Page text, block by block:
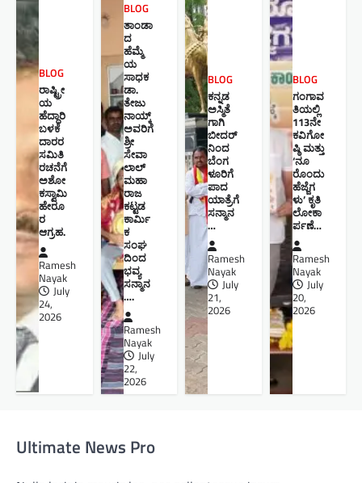
BLOG
ರಾಷ್ಟ್ರೀ
ಯ
ಹೆದ್ದಾರಿ
ಬಳಕೆ
ದಾರರ
ಸಮಿತಿ
ರಚನೆಗೆ
ಅಶೋ
ಕಸ್ವಾಮಿ
ಹೇರೂ
ರ
ಆಗ್ರಹ.
Ramesh
Nayak
July
24,
2026
BLOG
ತಾಂಡಾ
ದ
ಹೆಮ್ಮೆ
ಯ
ಸಾಧಕ
ಡಾ.
ತೇಜು
ನಾಯ್ಕ್
ಅವರಿಗೆ
ಶ್ರೀ
ಸೇವಾ
ಲಾಲ್
ಮಹಾ
ರಾಜ
ಕಟ್ಟಡ
ಕಾರ್ಮಿ
ಕ
ಸಂಘ
ದಿಂದ
ಭವ್ಯ
ಸನ್ಮಾನ
….
Ramesh
Nayak
July
22,
2026
BLOG
ಕನ್ನಡ
ಅಸ್ಮಿತೆ
ಗಾಗಿ
ಬೀದರ್
ನಿಂದ
ಬೆಂಗ
ಳೂರಿಗೆ
ಪಾದ
ಯಾತ್ರೆಗೆ
ಸನ್ಮಾನ
…
Ramesh
Nayak
July
21,
2026
BLOG
ಗಂಗಾವ
ತಿಯಲ್ಲಿ
113ನೇ
ಕವಿಗೋ
ಷ್ಠಿ ಮತ್ತು
‘ನೂ
ರೊಂದು
ಹೆಜ್ಜೆಗ
ಳು’ ಕೃತಿ
ಲೋಕಾ
ರ್ಪಣೆ…
Ramesh
Nayak
July
20,
2026
Ultimate News Pro